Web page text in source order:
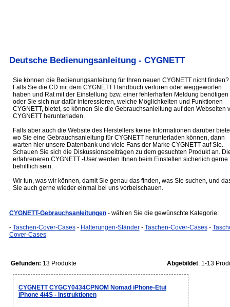
Deutsche Bedienungsanleitung - CYGNETT
Sie können die Bedienungsanleitung für Ihren neuen CYGNETT nicht finden?
Falls Sie die CD mit dem CYGNETT Handbuch verloren oder weggeworfen
haben und Rat mit der Einstellung bzw. einer fehlerhaften Meldung benötigen
oder Sie sich nur dafür interessieren, welche Möglichkeiten und Funktionen
CYGNETT, bietet, so können Sie die Gebrauchsanleitung auf den Webseiten
CYGNETT herunterladen.
Falls aber auch die Website des Herstellers keine Informationen darüber
wo Sie eine Gebrauchsanleitung für CYGNETT herunterladen können, dann
warten hier unsere Datenbank und viele Fans der Marke CYGNETT auf Sie.
Schauen Sie sich die Diskussionsbeiträgen zu dem gesuchten Produkt an.
erfahreneren CYGNETT -User werden Ihnen beim Einstellen sicherlich gerne
behilflich sein.
Wir tun, was wir können, damit Sie genau das finden, was Sie suchen, und
Sie auch gerne wieder einmal bei uns vorbeischauen.
CYGNETT-Gebrauchsanleitungen - wählen Sie die gewünschte Kategorie:
- Taschen-Cover-Cases- Halterungen-Ständer- Taschen-Cover-Cases-
Cover-Cases
Gefunden: 13 Produkte Abgebildet: 1-13
CYGNETT CYGCY0434CPNOM Nomad iPhone-Etui
iPhone 4/4S - Instruktionen